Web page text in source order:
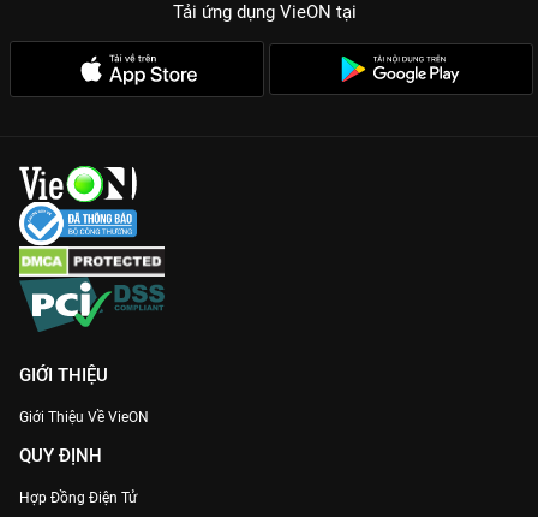
Tải ứng dụng VieON tại
GIỚI THIỆU
Giới Thiệu Về VieON
QUY ĐỊNH
Hợp Đồng Điện Tử